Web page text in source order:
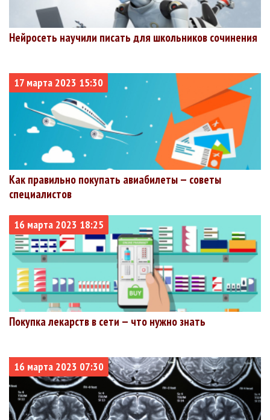
Нейросеть научили писать для школьников сочинения
17 марта 2023 15:30
Как правильно покупать авиабилеты — советы
специалистов
16 марта 2023 18:25
Покупка лекарств в сети — что нужно знать
16 марта 2023 07:30